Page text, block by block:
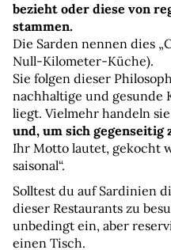
bezieht oder diese von
stammen.
Die Sarden nennen dies
Null-Kilometer-Küche).
Sie folgen dieser
nachhaltige und gesunde
liegt. Vielmehr handeln
und, um sich gegenseitig
Ihr Motto lautet, gekocht
saisonal“.
Solltest du auf Sardinien
dieser Restaurants zu
unbedingt ein, aber
einen Tisch.